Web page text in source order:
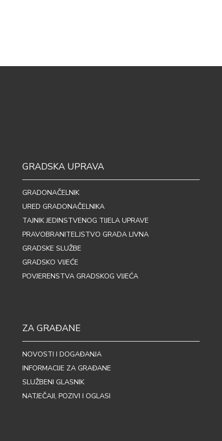
GRADSKA UPRAVA
GRADONAČELNIK
URED GRADONAČELNIKA
TAJNIK JEDINSTVENOG TIJELA UPRAVE
PRAVOBRANITELJSTVO GRADA LIVNA
GRADSKE SLUŽBE
GRADSKO VIJEĆE
POVJERENSTVA GRADSKOG VIJEĆA
ZA GRAĐANE
NOVOSTI I DOGAĐANJA
INFORMACIJE ZA GRAĐANE
SLUŽBENI GLASNIK
NATJEČAJI, POZIVI I OGLASI